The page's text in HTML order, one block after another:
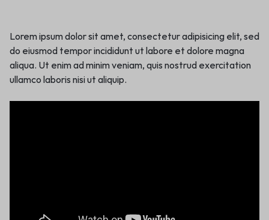
Lorem ipsum dolor sit amet, consectetur adipisicing elit, sed
do eiusmod tempor incididunt ut labore et dolore magna
aliqua. Ut enim ad minim veniam, quis nostrud exercitation
ullamco laboris nisi ut aliquip.